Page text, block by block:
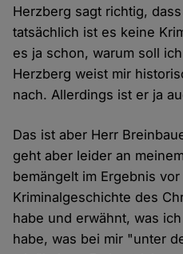
Herzberg sagt richtig,
tatsächlich ist es keine
es ja schon, warum soll
Herzberg weist mir
nach. Allerdings ist er ja
Das ist aber Herr
geht aber leider an
bemängelt im Ergebnis
Kriminalgeschichte des
habe und erwähnt, was
habe, was bei mir "unter